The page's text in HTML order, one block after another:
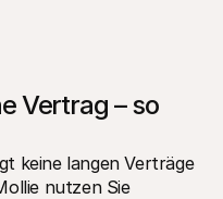
Vertrag – so
keine langen Verträge
nutzen Sie